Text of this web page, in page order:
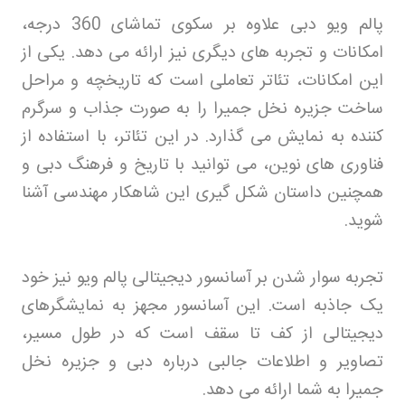
پالم ویو دبی علاوه بر سکوی تماشای 360 درجه،
امکانات و تجربه های دیگری نیز ارائه می دهد. یکی از
این امکانات، تئاتر تعاملی است که تاریخچه و مراحل
ساخت جزیره نخل جمیرا را به صورت جذاب و سرگرم
کننده به نمایش می گذارد. در این تئاتر، با استفاده از
فناوری های نوین، می توانید با تاریخ و فرهنگ دبی و
همچنین داستان شکل گیری این شاهکار مهندسی آشنا
شوید.
تجربه سوار شدن بر آسانسور دیجیتالی پالم ویو نیز خود
یک جاذبه است. این آسانسور مجهز به نمایشگرهای
دیجیتالی از کف تا سقف است که در طول مسیر،
تصاویر و اطلاعات جالبی درباره دبی و جزیره نخل
جمیرا به شما ارائه می دهد.